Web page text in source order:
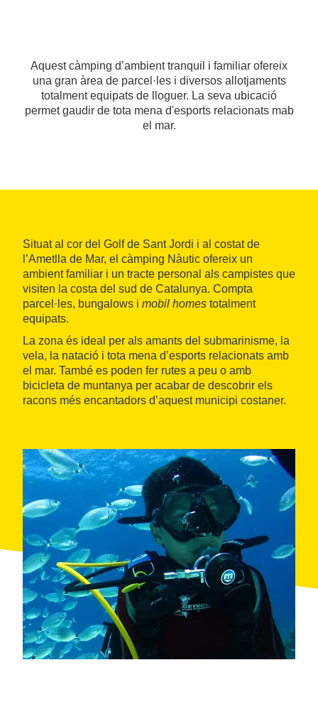
Aquest càmping d’ambient tranquil i familiar ofereix
una gran àrea de parcel·les i diversos allotjaments
totalment equipats de lloguer. La seva ubicació
permet gaudir de tota mena d'esports relacionats mab
el mar.
Situat al cor del Golf de Sant Jordi i al costat de
l’Ametlla de Mar, el càmping Nàutic ofereix un
ambient familiar i un tracte personal als campistes que
visiten la costa del sud de Catalunya. Compta
parcel·les, bungalows i mobil homes totalment
equipats.
La zona és ideal per als amants del submarinisme, la
vela, la natació i tota mena d’esports relacionats amb
el mar. També es poden fer rutes a peu o amb
bicicleta de muntanya per acabar de descobrir els
racons més encantadors d’aquest municipi costaner.